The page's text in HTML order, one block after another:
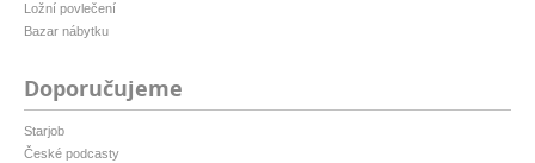
Ložní povlečení
Bazar nábytku
Doporučujeme
Starjob
České podcasty